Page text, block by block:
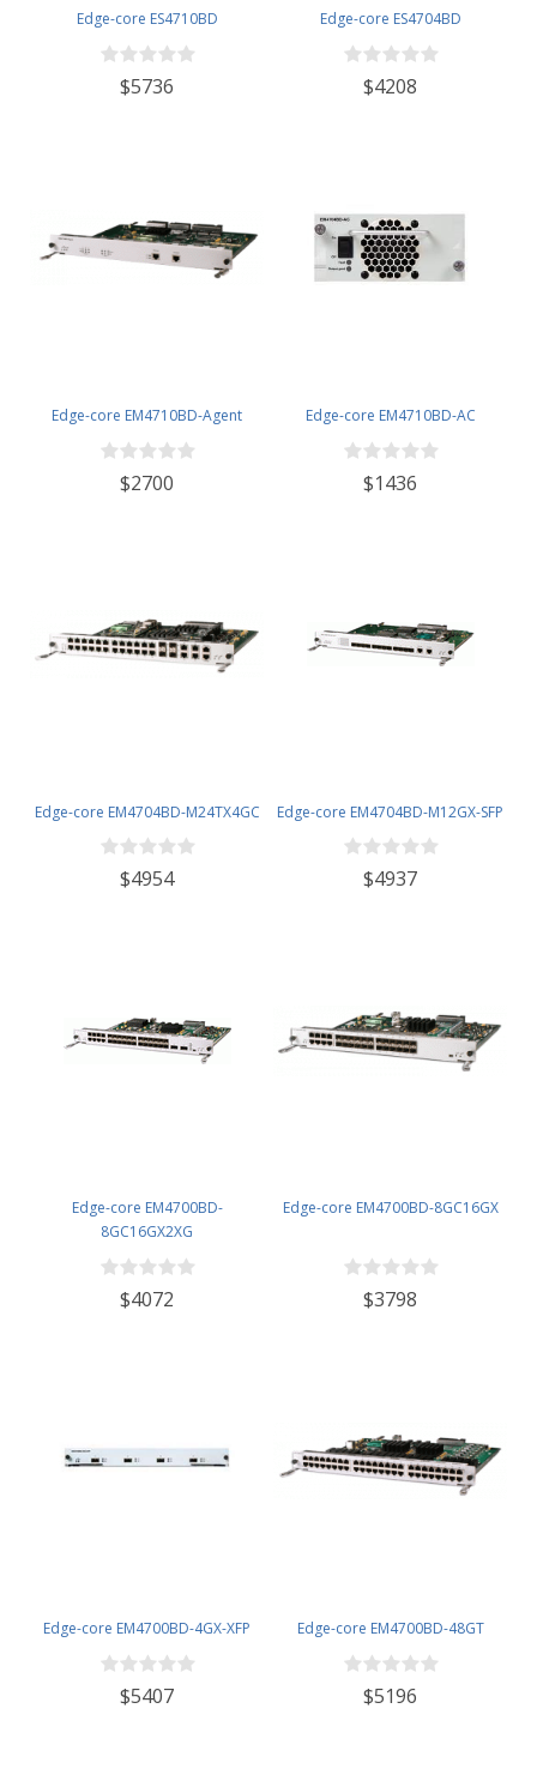
Edge-core ES4710BD
$5736
Edge-core ES4704BD
$4208
Edge-core EM4710BD-Agent
$2700
Edge-core EM4710BD-AC
$1436
Edge-core EM4704BD-M24TX4GC
$4954
Edge-core EM4704BD-M12GX-SFP
$4937
Edge-core EM4700BD-
8GC16GX2XG
$4072
Edge-core EM4700BD-8GC16GX
$3798
Edge-core EM4700BD-4GX-XFP
$5407
Edge-core EM4700BD-48GT
$5196